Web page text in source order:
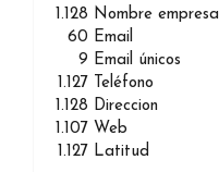
1.128 Nombre empresa
60 Email
9 Email únicos
1.127 Teléfono
1.128 Direccion
1.107 Web
1.127 Latitud